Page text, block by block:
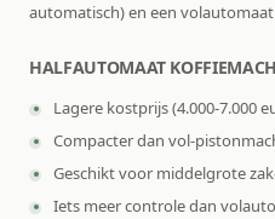
automatisch) en een
HALFAUTOMAAT
Lagere kostprijs (4.000-7.000
Compacter dan vol-
Geschikt voor middelgrote
Iets meer controle dan